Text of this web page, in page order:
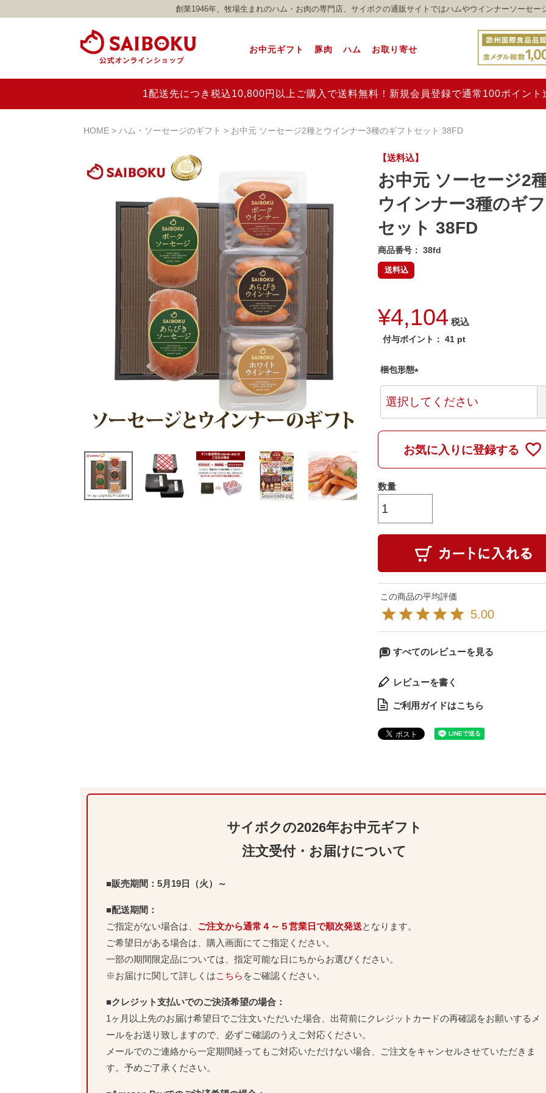
創業1946年、牧場生まれのハム・お肉の専門店、サイボクの通販サイトではハムやウインナーソーセー
お中元ギフト 豚肉 ハム お取り寄せ
1配送先につき税込10,800円以上ご購入で送料無料！新規会員登録で通常100ポイン
HOME ハム・ソーセージのギフト お中元 ソーセージ2種とウインナー3種のギフトセット 38FD
【送料込】
お中元 ソーセージ2
ウインナー3種のギ
セット 38FD
商品番号 38fd
送料込
¥4,104 税込
付与ポイント： 41 pt
梱包形態
(
必
)
お気に入りに登録する
5.00
すべてのレビューを見る
レビューを書く
ご利用ガイドはこちら
サイボクの2026年お中元ギフト
注文受付・お届けについて
■販売期間：5月19日（火）～
■配送期間：
ご指定がない場合は、 ご注文から通常４～５営業日で順次発送となります。
ご希望日がある場合は、購入画面にてご指定ください。
一部の期間限定品については、指定可能な日にちからお選びください。
※お届けに関して詳しくはこちら をご確認ください。
■クレジット支払いでのご決済希望の場合：
1ヶ月以上先のお届け希望日でご注文いただいた場合、出荷前にクレジットカードの再確認をお願いするメ
ールをお送り致しますので、必ずご確認のうえご対応ください。
メールでのご連絡から一定期間経ってもご対応いただけない場合、ご注文をキャンセルさせていただきま
す。予めご了承ください。